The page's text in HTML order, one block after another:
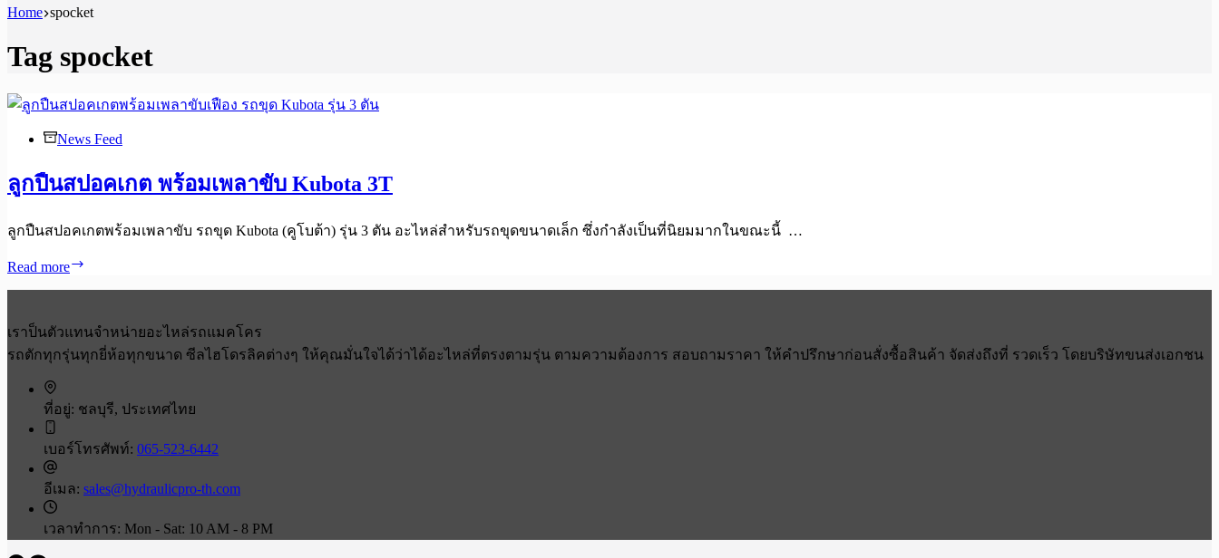
Home spocket
Tag spocket
News Feed
ลูกปืนสปอคเกต พร้อมเพลาขับ Kubota 3T
ลูกปืนสปอคเกตพร้อมเพลาขับ รถขุด Kubota (คูโบต้า) รุ่น 3 ตัน อะไหล่สำหรับรถขุดขนาดเล็ก ซึ่งกำลังเป็นที่นิยมมากในขณะนี้ …
Read more
ปืน
ปอ
คเกต
เพลา
Kubota
เราป็นตัวแทนจำหน่ายอะไหล่รถแมคโคร
รถตักทุกรุ่นทุกยี่ห้อทุกขนาด ซีลไฮโดรลิคต่างๆ ให้คุณมั่นใจได้ว่าได้อะไหล่ที่ตรงตามรุ่น ตามความต้องการ สอบถามราคา ให้คำปรึกษาก่อนสั่งซื้อสินค้า จัดส่งถึงที่ รวดเร็ว โดยบริษัทขนส่งเอกชน
ที่อยู่: ชลบุรี, ประเทศไทย
เบอร์โทรศัพท์: 065-523-6442
อีเมล: sales@hydraulicpro-th.com
เวลาทำการ: Mon - Sat: 10 AM - 8 PM